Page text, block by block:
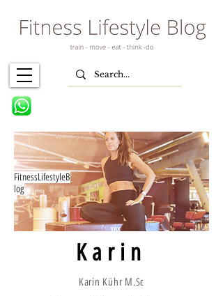
FitnessLifestyleB
log
Karin
Karin Kühr M.Sc